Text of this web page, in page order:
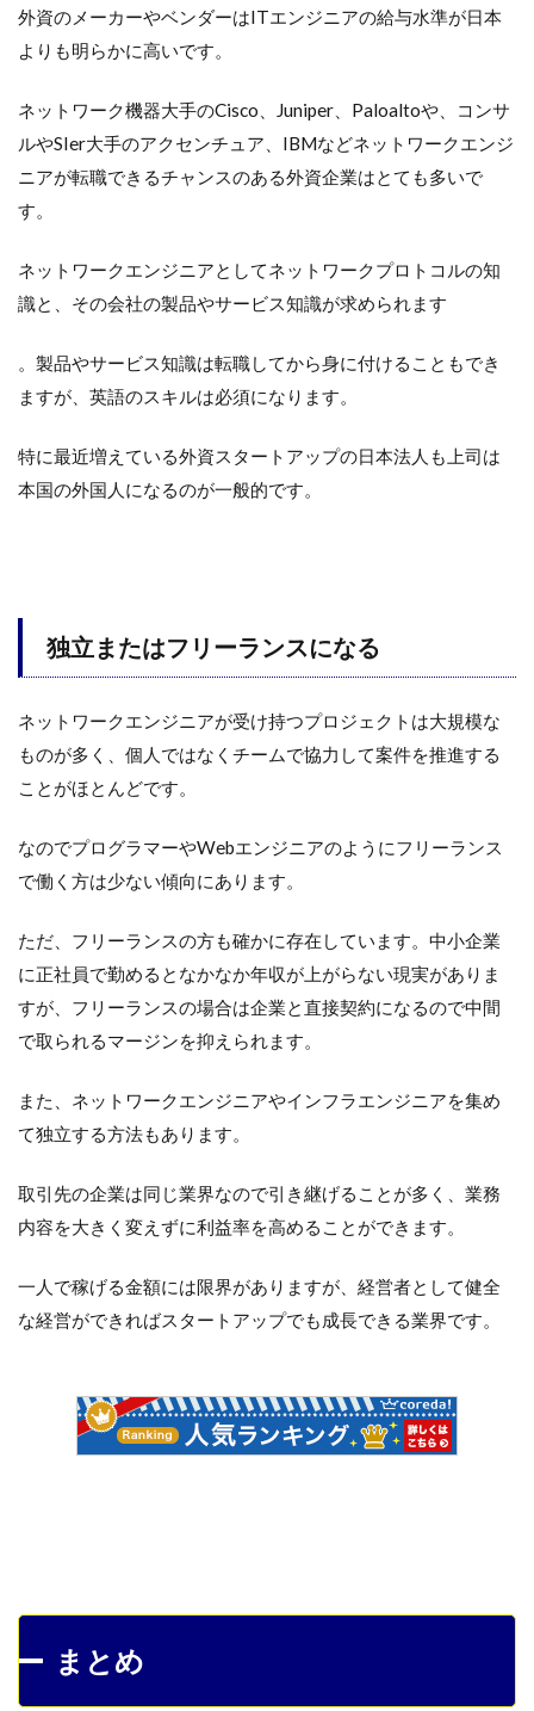
外資のメーカーやベンダーはITエンジニアの給与水準が日本
よりも明らかに高いです。
ネットワーク機器大手のCisco、Juniper、Paloaltoや、コンサ
ルやSIer大手のアクセンチュア、IBMなどネットワークエンジ
ニアが転職できるチャンスのある外資企業はとても多いで
す。
ネットワークエンジニアとしてネットワークプロトコルの知
識と、その会社の製品やサービス知識が求められます
。製品やサービス知識は転職してから身に付けることもでき
ますが、英語のスキルは必須になります。
特に最近増えている外資スタートアップの日本法人も上司は
本国の外国人になるのが一般的です。
独立またはフリーランスになる
ネットワークエンジニアが受け持つプロジェクトは大規模な
ものが多く、個人ではなくチームで協力して案件を推進する
ことがほとんどです。
なのでプログラマーやWebエンジニアのようにフリーランス
で働く方は少ない傾向にあります。
ただ、フリーランスの方も確かに存在しています。中小企業
に正社員で勤めるとなかなか年収が上がらない現実がありま
すが、フリーランスの場合は企業と直接契約になるので中間
で取られるマージンを抑えられます。
また、ネットワークエンジニアやインフラエンジニアを集め
て独立する方法もあります。
取引先の企業は同じ業界なので引き継げることが多く、業務
内容を大きく変えずに利益率を高めることができます。
一人で稼げる金額には限界がありますが、経営者として健全
な経営ができればスタートアップでも成長できる業界です。
まとめ